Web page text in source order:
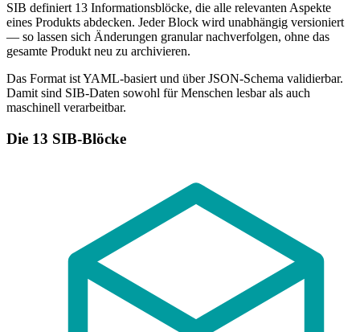
SIB definiert 13 Informationsblöcke, die alle relevanten Aspekte
eines Produkts abdecken. Jeder Block wird unabhängig versioniert
— so lassen sich Änderungen granular nachverfolgen, ohne das
gesamte Produkt neu zu archivieren.
Das Format ist YAML-basiert und über JSON-Schema validierbar.
Damit sind SIB-Daten sowohl für Menschen lesbar als auch
maschinell verarbeitbar.
Die 13 SIB-Blöcke